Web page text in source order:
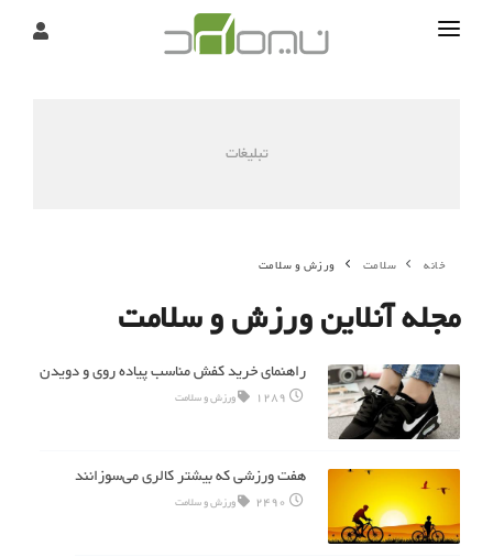
تبلیغات
خانه سلامت ورزش و سلامت
مجله آنلاین ورزش و سلامت
راهنمای خرید کفش مناسب پیاده روی و دویدن
1289 ورزش و سلامت
هفت ورزشی که بیشتر کالری می‌سوزانند
2490 ورزش و سلامت